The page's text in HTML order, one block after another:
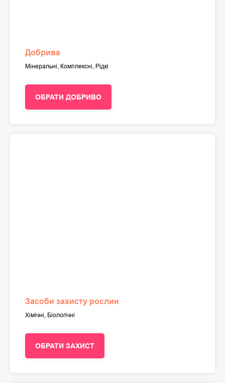
Добрива
Мінеральні, Комплексні, Рідкі
ОБРАТИ ДОБРИВО
Засоби захисту рослин
Хімічні, Біологічні
ОБРАТИ ЗАХИСТ